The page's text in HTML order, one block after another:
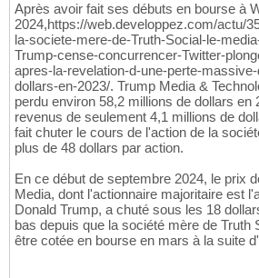
Après avoir fait ses débuts en bourse à
2024,https://web.developpez.com/actu/
la-societe-mere-de-Truth-Social-le-
Trump-cense-concurrencer-Twitter-
apres-la-revelation-d-une-perte-
dollars-en-2023/. Trump Media &
perdu environ 58,2 millions de dollars en
revenus de seulement 4,1 millions de
fait chuter le cours de l'action de la
plus de 48 dollars par action.
En ce début de septembre 2024, le prix
Media, dont l'actionnaire majoritaire est
Donald Trump, a chuté sous les 18
bas depuis que la société mère de Truth
être cotée en bourse en mars à la suite